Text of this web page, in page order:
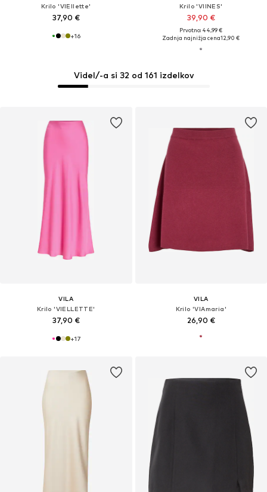
Krilo 'VIEllette'
37,90 €
+16
Krilo 'VIINES'
39,90 €
Prvotno: 44,99 €
Zadnja najnižja cena12,90 €
VILA
Krilo 'VIELLETTE'
37,90 €
+17
Videl/-a si 32 od 161 izdelkov
VILA
Krilo 'VIAmaria'
26,90 €